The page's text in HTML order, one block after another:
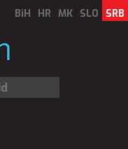
BiH HR MK SLO SRB